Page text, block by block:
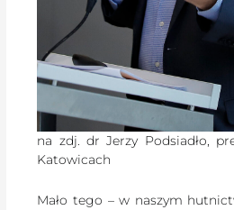
na zdj. dr Jerzy Podsiadło,
Katowicach
Mało tego – w naszym